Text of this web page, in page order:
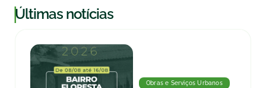
|Últimas notícias
Obras e Serviços Urbanos